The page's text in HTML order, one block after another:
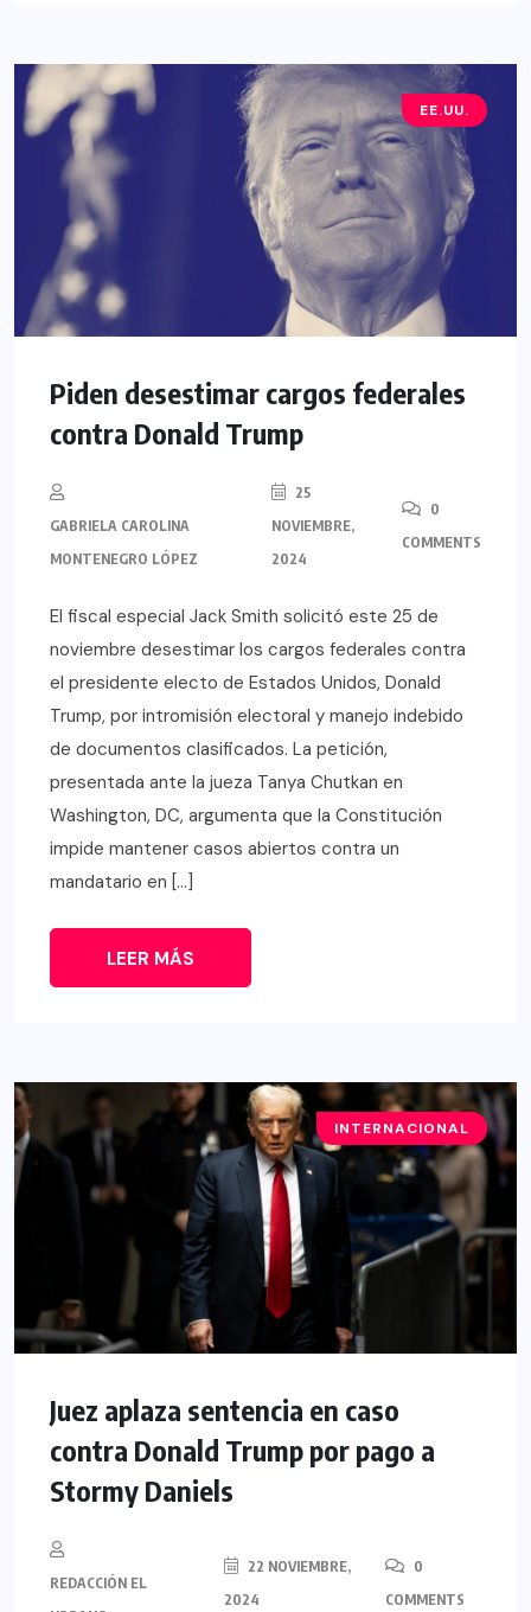
EE.UU.
Piden desestimar cargos federales
contra Donald Trump
GABRIELA CAROLINA
MONTENEGRO LÓPEZ
25
NOVIEMBRE,
2024
0
COMMENTS
El fiscal especial Jack Smith solicitó este 25 de
noviembre desestimar los cargos federales contra
el presidente electo de Estados Unidos, Donald
Trump, por intromisión electoral y manejo indebido
de documentos clasificados. La petición,
presentada ante la jueza Tanya Chutkan en
Washington, DC, argumenta que la Constitución
impide mantener casos abiertos contra un
mandatario en […]
LEER MÁS
EE.UU.
INTERNACIONAL
Juez aplaza sentencia en caso
contra Donald Trump por pago a
Stormy Daniels
REDACCIÓN EL
22 NOVIEMBRE,
2024
0
COMMENTS